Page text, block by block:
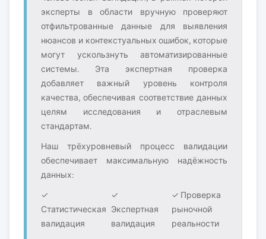
эксперты в области вручную проверяют
отфильтрованные данные для выявления
нюансов и контекстуальных ошибок, которые
могут ускользнуть автоматизированные
системы. Эта экспертная проверка
добавляет важный уровень контроля
качества, обеспечивая соответствие данных
целям исследования и отраслевым
стандартам.
Наш трёхуровневый процесс валидации
обеспечивает максимальную надёжность
данных:
✓
Статистическая
валидация
✓
Экспертная
валидация
✓ Проверка
рыночной
реальности